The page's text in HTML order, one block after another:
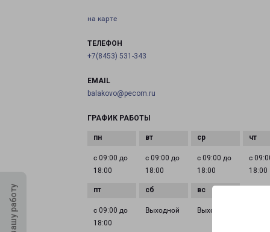
на карте
ТЕЛЕФОН
+7(8453) 531-343
EMAIL
balakovo@pecom.ru
ГРАФИК РАБОТЫ
с 09:00 до
18:00
с 09:00 до
18:00
с 09:00 до
18:00
с
18:00
с 09:00 до
18:00
Выходной Выходной